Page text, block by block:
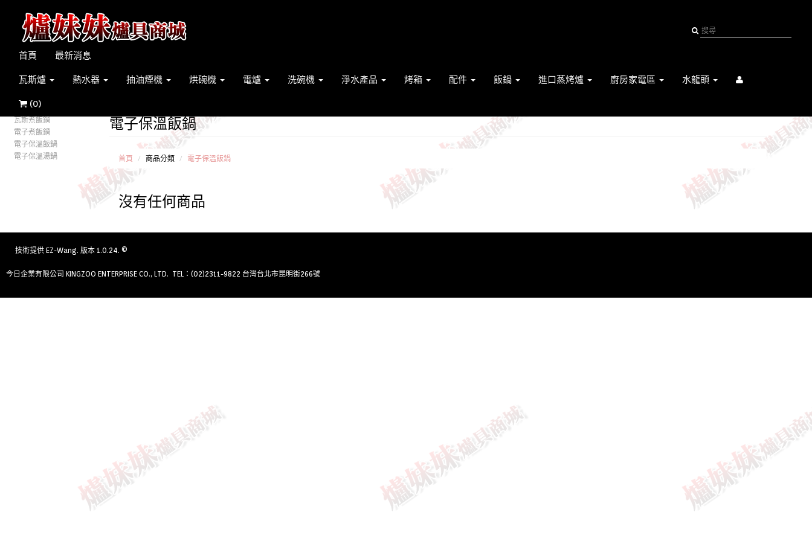
首頁 最新消息
瓦斯爐 熱水器 抽油煙機 烘碗機 電爐 洗碗機 淨水產品 烤箱 配件 飯鍋 進口蒸烤爐 廚房家電區 水龍頭
(0)
瓦斯煮飯鍋
電子煮飯鍋
電子保溫飯鍋
電子保溫湯鍋
電子保溫飯鍋
首頁 商品分類 電子保溫飯鍋
沒有任何商品
技術提供 EZ-Wang. 版本 1.0.24. ©
今日企業有限公司 KINGZOO ENTERPRISE CO., LTD. TEL：(02)2311-9822 台灣台北市昆明街266號